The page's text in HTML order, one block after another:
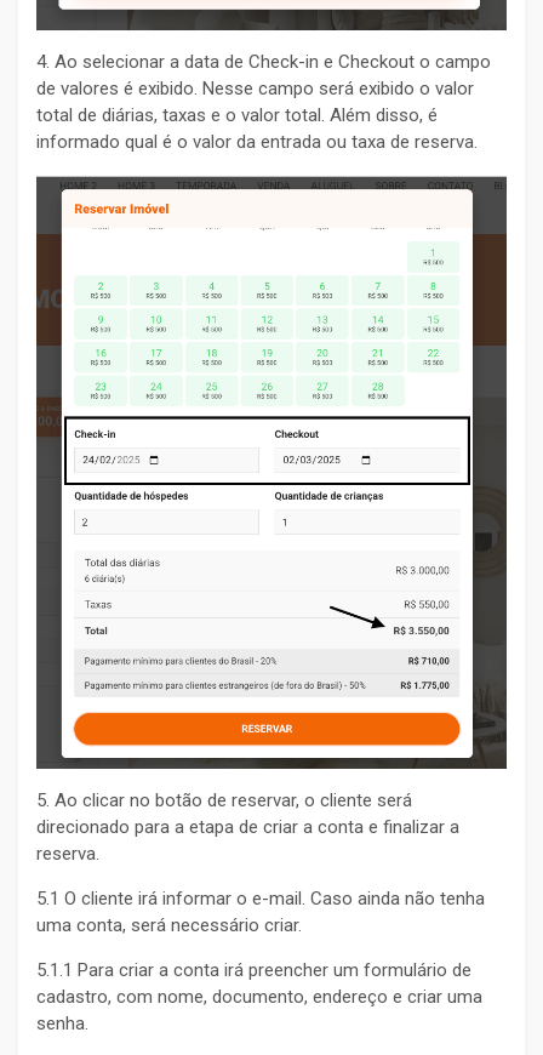
4. Ao selecionar a data de Check-in e Checkout o campo
de valores é exibido. Nesse campo será exibido o valor
total de diárias, taxas e o valor total. Além disso, é
informado qual é o valor da entrada ou taxa de reserva.
5. Ao clicar no botão de reservar, o cliente será
direcionado para a etapa de criar a conta e finalizar a
reserva.
5.1 O cliente irá informar o e-mail. Caso ainda não tenha
uma conta, será necessário criar.
5.1.1 Para criar a conta irá preencher um formulário de
cadastro, com nome, documento, endereço e criar uma
senha.